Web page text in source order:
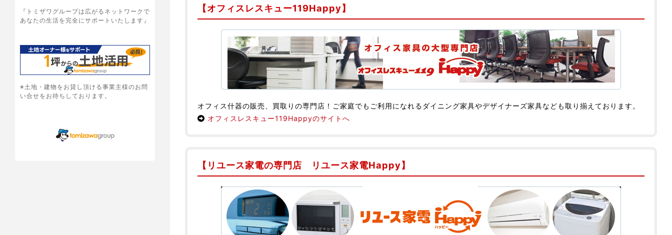
『トミザワグループは広がるネットワークで
あなたの生活を完全にサポートいたします』
※土地・建物をお貸し頂ける事業主様のお問
い合せをお待ちしております。
【オフィスレスキュー119Happy】
オフィス什器の販売、買取りの専門店！ご家庭でもご利用になれるダイニング家具やデザイナーズ家具なども取り揃えております。
オフィスレスキュー119Happyのサイトへ
【リユース家電の専門店 リユース家電Happy】